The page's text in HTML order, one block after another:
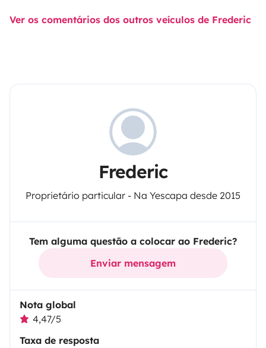
Ver os comentários dos outros veículos de Frederic
Frederic
Proprietário particular - Na Yescapa desde 2015
Tem alguma questão a colocar ao Frederic?
Enviar mensagem
Nota global
4,47/5
Taxa de resposta